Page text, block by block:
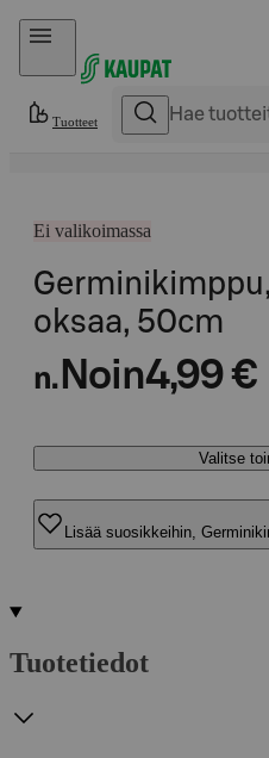
Hyppää sisältöön
Tuotteet
Ei valikoimassa
oksaa, 50cm
n. Noin4,99 €
Valitse
Lisää suosikkeihin,
Tuotetiedot